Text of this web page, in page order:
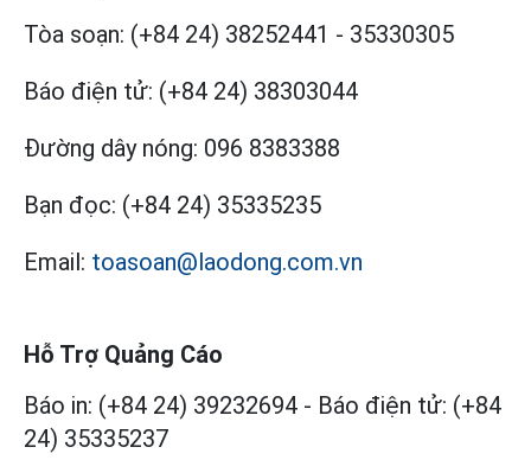
Tòa soạn: (+84 24) 38252441 - 35330305
Báo điện tử: (+84 24) 38303044
Đường dây nóng: 096 8383388
Bạn đọc: (+84 24) 35335235
Email: toasoan@laodong.com.vn
Hỗ Trợ Quảng Cáo
Báo in: (+84 24) 39232694 - Báo điện tử: (+84
24) 35335237